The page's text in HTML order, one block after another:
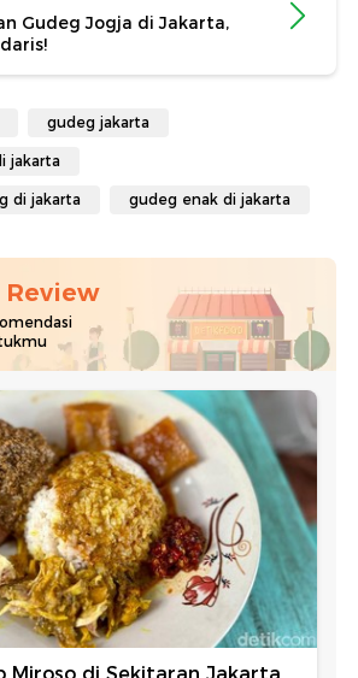
Gudeg Jogja di Jakarta,
gudeg jakarta
jakarta
di jakarta gudeg enak di jakarta
Miroso di Sekitaran Jakarta